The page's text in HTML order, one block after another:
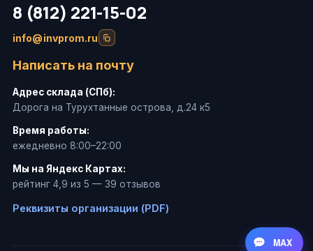
8 (812) 221-15-02
info@invprom.ru
Написать на почту
Адрес склада (СПб):
Дорога на Турухтанные острова, д.24 к5
Время работы:
ежедневно 8:00–22:00
Мы на Яндекс Картах:
рейтинг 4,9 из 5 — 39 отзывов
Реквизиты организации (PDF)
MAX